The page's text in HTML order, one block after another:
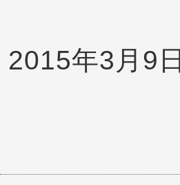
2015年3月9日